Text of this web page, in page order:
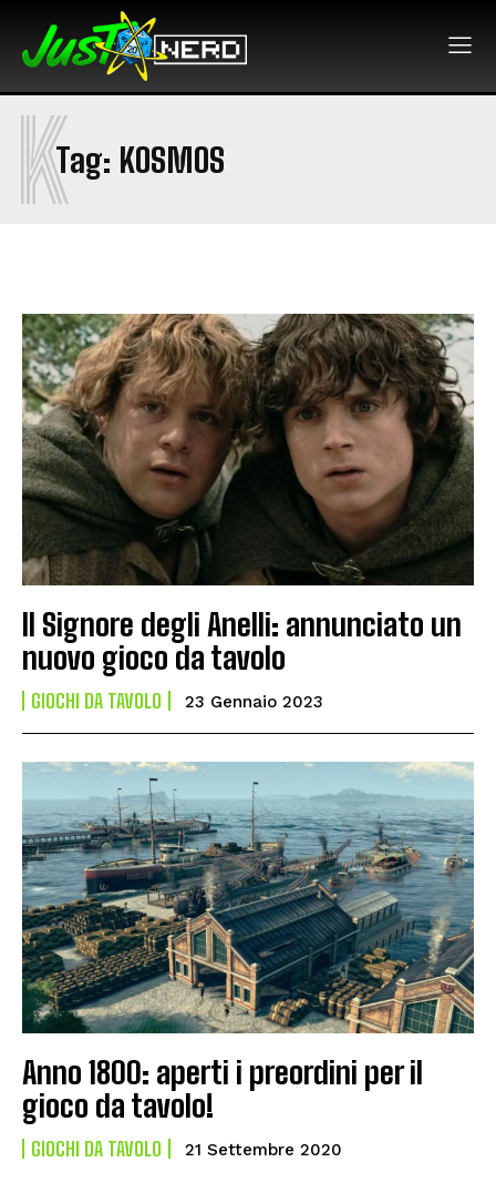
Tag: KOSMOS
K
Il Signore degli Anelli: annunciato un
nuovo gioco da tavolo
GIOCHI DA TAVOLO 23 Gennaio 2023
Anno 1800: aperti i preordini per il
gioco da tavolo!
GIOCHI DA TAVOLO 21 Settembre 2020